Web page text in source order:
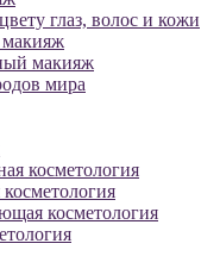
глаз, волос и кожи
макияж
макияж
мира
косметология
косметология